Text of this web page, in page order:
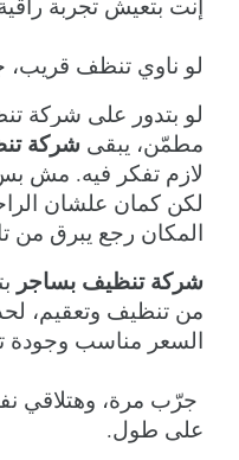
لو ناوي تنظف قريب،
مطمّن، يبقى شركة
المكان رجع يبرق من
شركة تنظيف بساجر
السعر مناسب وجودة
على طول.